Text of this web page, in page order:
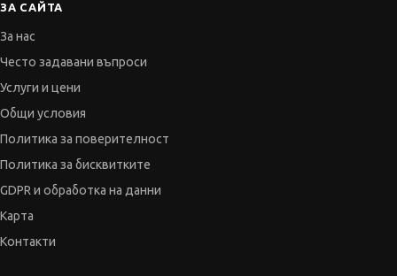
ЗА САЙТА
За нас
Често задавани въпроси
Услуги и цени
Общи условия
Политика за поверителност
Политика за бисквитките
GDPR и обработка на данни
Карта
Контакти